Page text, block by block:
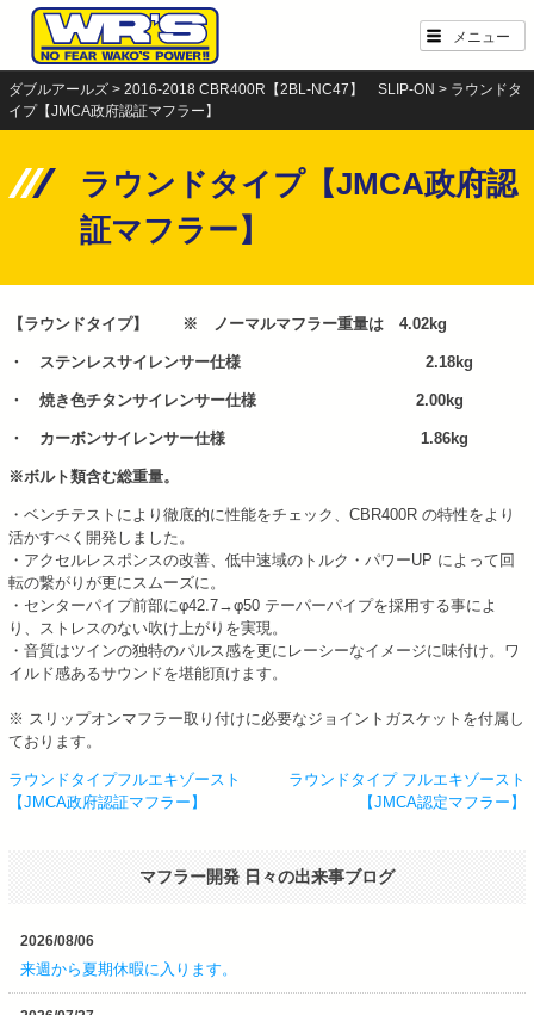
content
メニュー
ダブルアールズ> 2016-2018 CBR400R【2BL-NC47】 SLIP-ON > ラウンドタ
イプ【JMCA政府認証マフラー】
ラウンドタイプ【JMCA政府認
証マフラー】
【ラウンドタイプ】 ※ ノーマルマフラー重量は 4.02kg
・ ステンレスサイレンサー仕様 2.18kg
・ 焼き色チタンサイレンサー仕様 2.00kg
・ カーボンサイレンサー仕様 1.86kg
※ボルト類含む総重量。
・ベンチテストにより徹底的に性能をチェック、CBR400R の特性をより
活かすべく開発しました。
・アクセルレスポンスの改善、低中速域のトルク・パワーUP によって回
転の繋がりが更にスムーズに。
・センターパイプ前部にφ42.7→φ50 テーパーパイプを採用する事によ
り、ストレスのない吹け上がりを実現。
・音質はツインの独特のパルス感を更にレーシーなイメージに味付け。ワ
イルド感あるサウンドを堪能頂けます。
※ スリップオンマフラー取り付けに必要なジョイントガスケットを付属し
ております。
投
ー
シ
ョ
ラウンドタイプフルエキゾースト
【JMCA政府認証マフラー】
ラウンドタイプ フルエキゾースト
【JMCA認定マフラー】
マフラー開発 日々の出来事ブログ
2026/08/06
来週から夏期休暇に入ります。